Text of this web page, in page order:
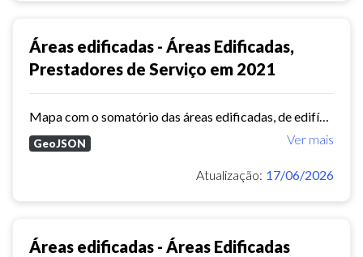
Áreas edificadas - Áreas Edificadas,
Prestadores de Serviço em 2021
Mapa com o somatório das áreas edificadas, de edifícios com a atividade prestação de serviço, por bairro.
Ver mais
GeoJSON
Atualização: 17/06/2026
Áreas edificadas - Áreas Edificadas